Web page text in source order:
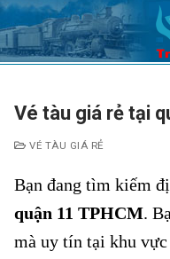
Chuyển
đến
nội
Vé tàu giá rẻ tại
VÉ TÀU GIÁ RẺ
Bạn đang tìm kiếm
quận 11 TPHCM.
mà uy tín tại khu